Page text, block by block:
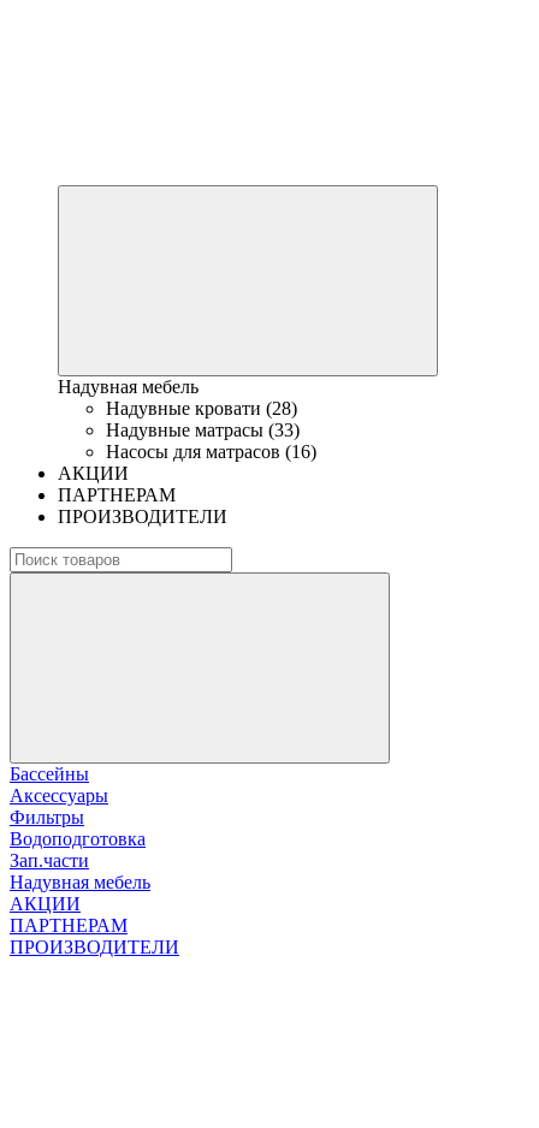
Надувная мебель
Надувные кровати (28)
Надувные матрасы (33)
Насосы для матрасов (16)
АКЦИИ
ПАРТНЕРАМ
ПРОИЗВОДИТЕЛИ
Бассейны
Аксессуары
Фильтры
Водоподготовка
Зап.части
Надувная мебель
АКЦИИ
ПАРТНЕРАМ
ПРОИЗВОДИТЕЛИ